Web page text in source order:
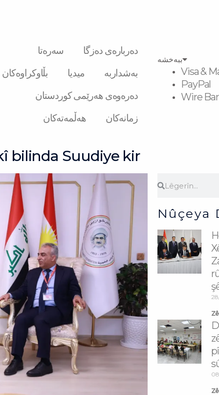
سەرەتا
دەربارەی دەزگا
بڵاوکراوەکان
میدیا
بەشداربە
دەرەوەی هەرێمی کوردستان
هەڵمەتەکان
زمانەکان
ببەخشە
Visa &
PayPal
Wire
bilinda Suudiye kir
Nûçeya